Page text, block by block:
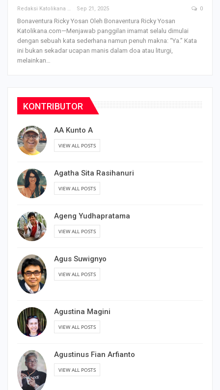
Redaksi Katolikana Sep 21, 2025 0
Bonaventura Ricky Yosan Oleh Bonaventura Ricky Yosan
Katolikana.com—Menjawab panggilan imamat selalu dimulai
dengan sebuah kata sederhana namun penuh makna: “Ya.” Kata
ini bukan sekadar ucapan manis dalam doa atau liturgi,
melainkan
KONTRIBUTOR
AA Kunto A
VIEW ALL POSTS
Agatha Sita Rasihanuri
VIEW ALL POSTS
Ageng Yudhapratama
VIEW ALL POSTS
Agus Suwignyo
VIEW ALL POSTS
Agustina Magini
VIEW ALL POSTS
Agustinus Fian Arfianto
VIEW ALL POSTS